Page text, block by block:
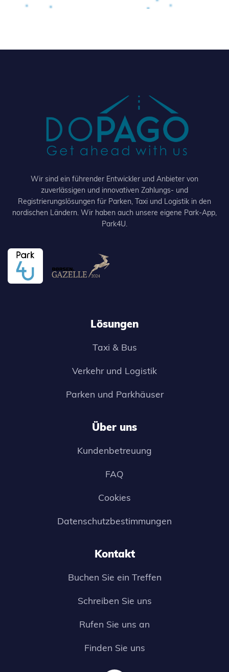
Wir sind ein führender Entwickler und Anbieter von
zuverlässigen und innovativen Zahlungs- und
Registrierungslösungen für Parken, Taxi und Logistik in den
nordischen Ländern. Wir haben auch unsere eigene Park-App,
Park4U.
Lösungen
Taxi & Bus
Verkehr und Logistik
Parken und Parkhäuser
Über uns
Kundenbetreuung
FAQ
Cookies
Datenschutzbestimmungen
Kontakt
Buchen Sie ein Treffen
Schreiben Sie uns
Rufen Sie uns an
Finden Sie uns